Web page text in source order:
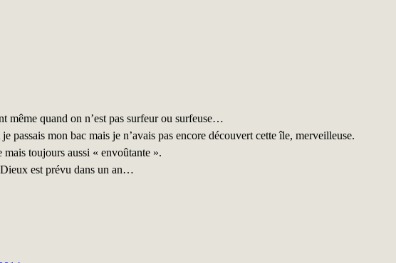
même quand on n’est pas surfeur ou surfeuse…
passais mon bac mais je n’avais pas encore découvert cette île, merveilleuse.
toujours aussi « envoûtante ».
est prévu dans un an…